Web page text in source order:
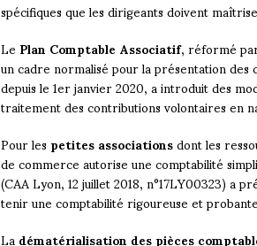
spécifiques que les dirigeants doivent
LePlan Comptable Associatif, réformé
un cadre normalisé pour la présentation des
depuis le 1er janvier 2020, a introduit des
traitement des contributions volontaires en
Pour lespetites associationsdont les
de commerce autorise une comptabilité
(CAA Lyon, 12 juillet 2018, n°17LY00323) a
tenir une comptabilité rigoureuse et